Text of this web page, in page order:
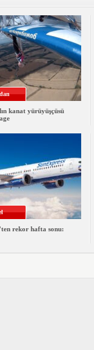
kanat yürüyüşçüsü
rekor hafta sonu: